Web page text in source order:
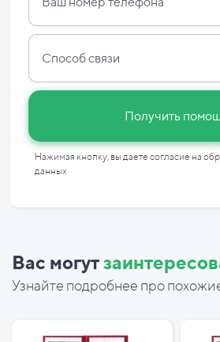
Способ связи
Получить
Нажимая кнопку, вы даете согласие на
данных
Вас могут
Узнайте подробнее про